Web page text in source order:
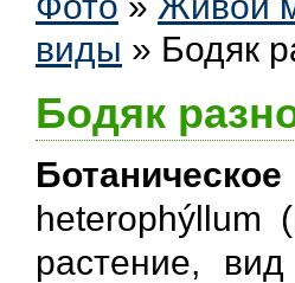
виды » Бодяк
Бодяк
heterophýllum
растение,